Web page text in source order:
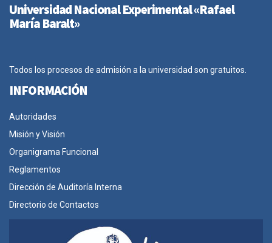
Universidad Nacional Experimental «Rafael
María Baralt»
Todos los procesos de admisión a la universidad son gratuitos.
INFORMACIÓN
Autoridades
Misión y Visión
Organigrama Funcional
Reglamentos
Dirección de Auditoría Interna
Directorio de Contactos